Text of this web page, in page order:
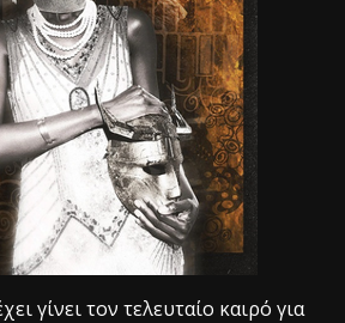
γίνει τον τελευταίο καιρό για